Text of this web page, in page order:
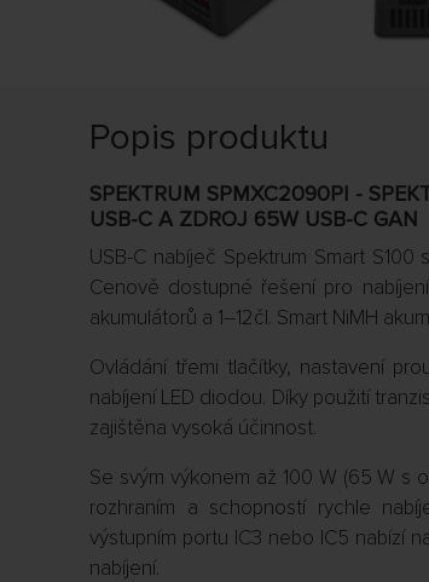
Popis produktu
SPEKTRUM SPMXC2090PI -
USB-C A ZDROJ 65W USB-C GAN
USB-C nabíječ Spektrum Smart
Cenově dostupné řešení pro nabíjení
akumulátorů a 1–12čl. Smart NiMH
Ovládání třemi tlačítky, nastavení
nabíjení LED diodou. Díky použití
zajištěna vysoká účinnost.
Se svým výkonem až 100 W (65 W s
rozhraním a schopností rychle
výstupním portu IC3 nebo IC5 nabízí
nabíjení.